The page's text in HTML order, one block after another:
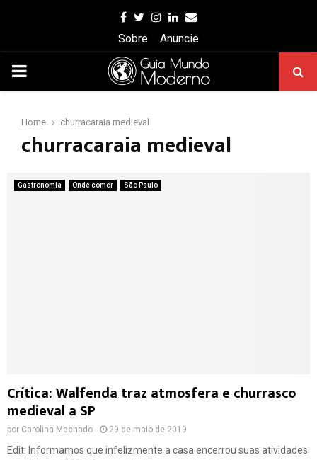
Facebook
Twitter
Instagram
Linkedin
Email
Sobre
Anuncie
PRIMARY
Home churracaraia medieval
churracaraia medieval
Gastronomia Onde comer São Paulo
Crítica: Walfenda traz atmosfera e churrasco
medieval a SP
por Carolina Machado 29 de maio de 2019
Edit: Informamos que infelizmente a casa encerrou suas atividades